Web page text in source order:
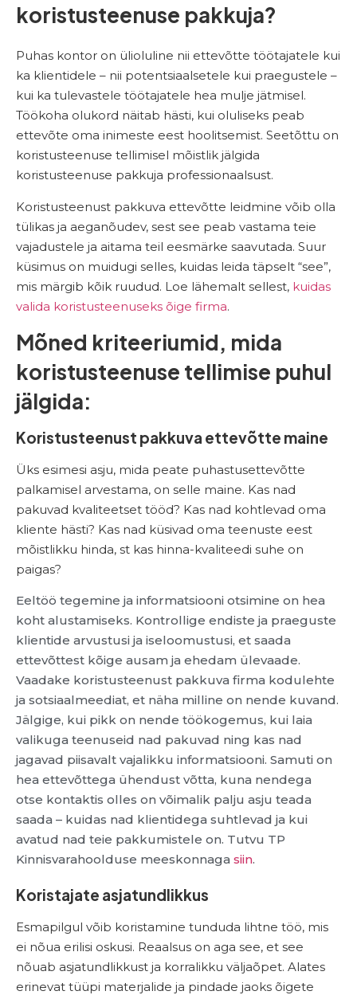
koristusteenuse pakkuja?
Puhas kontor on ülioluline nii ettevõtte töötajatele kui
ka klientidele – nii potentsiaalsetele kui praegustele –
kui ka tulevastele töötajatele hea mulje jätmisel.
Töökoha olukord näitab hästi, kui oluliseks peab
ettevõte oma inimeste eest hoolitsemist. Seetõttu on
koristusteenuse tellimisel mõistlik jälgida
koristusteenuse pakkuja professionaalsust.
Koristusteenust pakkuva ettevõtte leidmine võib olla
tülikas ja aeganõudev, sest see peab vastama teie
vajadustele ja aitama teil eesmärke saavutada. Suur
küsimus on muidugi selles, kuidas leida täpselt “see”,
mis märgib kõik ruudud. Loe lähemalt sellest, kuidas
valida koristusteenuseks õige firma.
Mõned kriteeriumid, mida
koristusteenuse tellimise puhul
jälgida:
Koristusteenust pakkuva ettevõtte maine
Üks esimesi asju, mida peate puhastusettevõtte
palkamisel arvestama, on selle maine. Kas nad
pakuvad kvaliteetset tööd? Kas nad kohtlevad oma
kliente hästi? Kas nad küsivad oma teenuste eest
mõistlikku hinda, st kas hinna-kvaliteedi suhe on
paigas?
Eeltöö tegemine ja informatsiooni otsimine on hea
koht alustamiseks. Kontrollige endiste ja praeguste
klientide arvustusi ja iseloomustusi, et saada
ettevõttest kõige ausam ja ehedam ülevaade.
Vaadake koristusteenust pakkuva firma kodulehte
ja sotsiaalmeediat, et näha milline on nende kuvand.
Jälgige, kui pikk on nende töökogemus, kui laia
valikuga teenuseid nad pakuvad ning kas nad
jagavad piisavalt vajalikku informatsiooni. Samuti on
hea ettevõttega ühendust võtta, kuna nendega
otse kontaktis olles on võimalik palju asju teada
saada – kuidas nad klientidega suhtlevad ja kui
avatud nad teie pakkumistele on. Tutvu TP
Kinnisvarahoolduse meeskonnaga siin.
Koristajate asjatundlikkus
Esmapilgul võib koristamine tunduda lihtne töö, mis
ei nõua erilisi oskusi. Reaalsus on aga see, et see
nõuab asjatundlikkust ja korralikku väljaõpet. Alates
erinevat tüüpi materjalide ja pindade jaoks õigete